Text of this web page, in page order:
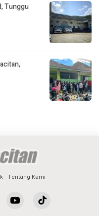
Tunggu
Tentang Kami